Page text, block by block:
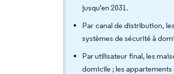
jusqu'en 2031.
Par canal de distribution,
systèmes de sécurité à
Par utilisateur final, les
domicile ; les